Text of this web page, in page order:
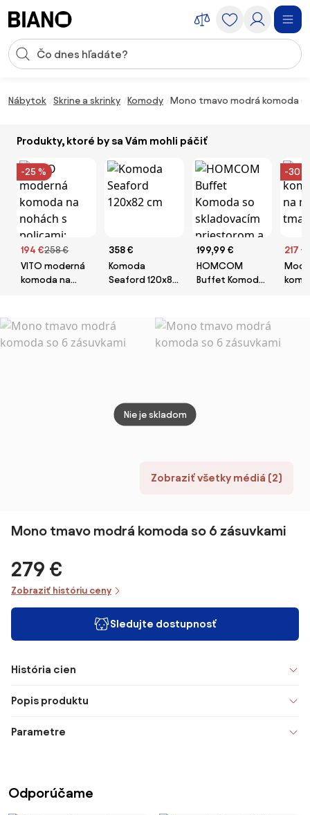
Vstup pre vyhľadávanie
Nábytok Skrine a skrinky Komody Mono tmavo modrá komoda
Produkty, ktoré by sa Vám mohli páčiť
-25 %
194 €258 €
VITO moderná
komoda na
tmavo zelená
358 €
Komoda
Seaford 120x82
199,99 €
HOMCOM
Buffet Komoda
zásuvkami, 3
dverami,
nastaviteľnou
-30 %
217 €
Zobraziť všetky médiá (2)
Nie je skladom
Mono tmavo modrá komoda so 6 zásuvkami
279 €
Zobraziť históriu ceny
Sledujte dostupnosť
História cien
Popis produktu
Parametre
Odporúčame